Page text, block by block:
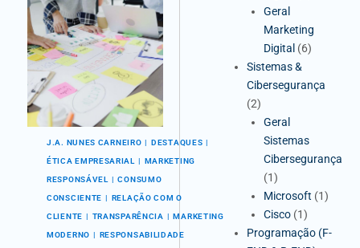
J.A. NUNES CARNEIRO DESTAQUES
ÉTICA EMPRESARIAL MARKETING
RESPONSÁVEL CONSUMO
CONSCIENTE RELAÇÃO COM O
CLIENTE TRANSPARÊNCIA MARKETING
MODERNO RESPONSABILIDADE
Geral
Marketing
Digital (6)
Sistemas &
Cibersegurança
(2)
Geral
Sistemas
Cibersegurança
(1)
Microsoft (1)
Cisco (1)
Programação (F-